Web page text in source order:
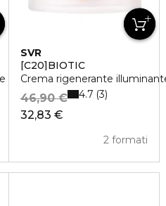
Royale
SVR
[C20]BIOTIC
Crema rigenerante
32,83 €
46,90 €
2 formati
4.7 3